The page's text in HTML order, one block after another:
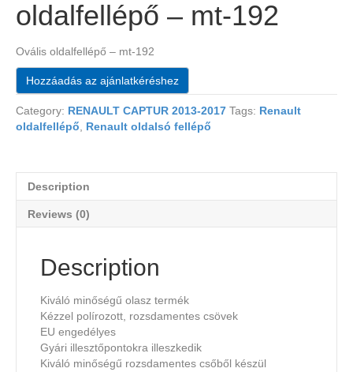
oldalfellépő – mt-192
Ovális oldalfellépő – mt-192
Hozzáadás az ajánlatkéréshez
Category: RENAULT CAPTUR 2013-2017 Tags: Renault
oldalfellépő, Renault oldalsó fellépő
Description
Reviews (0)
Description
Kiváló minőségű olasz termék
Kézzel polírozott, rozsdamentes csövek
EU engedélyes
Gyári illesztőpontokra illeszkedik
Kiváló minőségű rozsdamentes csőből készül